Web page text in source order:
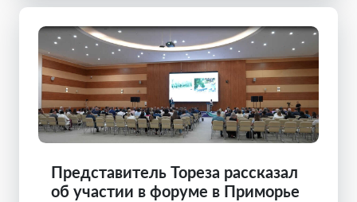
Представитель Тореза рассказал
об участии в форуме в Приморье